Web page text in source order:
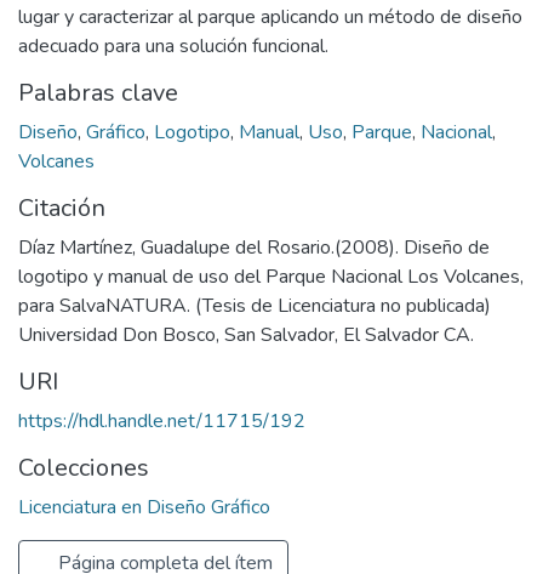
lugar y caracterizar al parque aplicando un método de diseño
adecuado para una solución funcional.
Palabras clave
Diseño, Gráfico, Logotipo, Manual, Uso, Parque, Nacional,
Volcanes
Citación
Díaz Martínez, Guadalupe del Rosario.(2008). Diseño de
logotipo y manual de uso del Parque Nacional Los Volcanes,
para SalvaNATURA. (Tesis de Licenciatura no publicada)
Universidad Don Bosco, San Salvador, El Salvador CA.
URI
https://hdl.handle.net/11715/192
Colecciones
Licenciatura en Diseño Gráfico
Página completa del ítem